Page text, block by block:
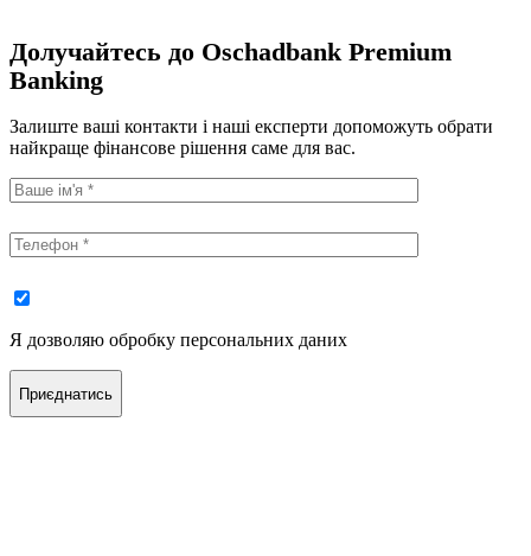
Долучайтесь до Oschadbank Premium
Banking
Залиште ваші контакти і наші експерти допоможуть обрати
найкраще фінансове рішення саме для вас.
Я дозволяю обробку персональних даних